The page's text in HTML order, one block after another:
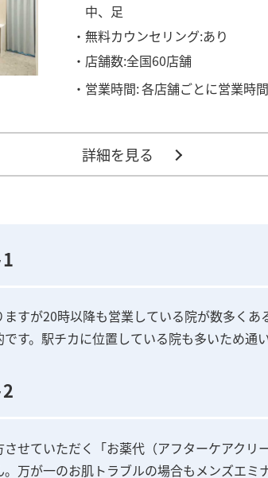
中、足
・無料カウンセリング:あり
・店舗数:全国60店舗
・営業時間:各店舗ごとに営業時
詳細を見る
すが20時以降も営業している院が数多くあ
す。駅チカに位置している院も多いため通い
させていただく「お薬代（アフターケアクリ
万が一のお肌トラブルの場合もメンズエミ